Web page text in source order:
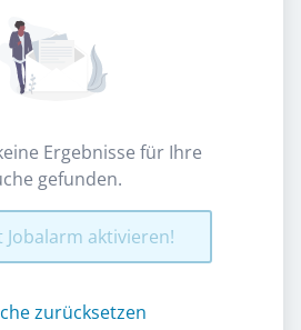
Ergebnisse für Ihre
gefunden.
Jobalarm aktivieren!
zurücksetzen